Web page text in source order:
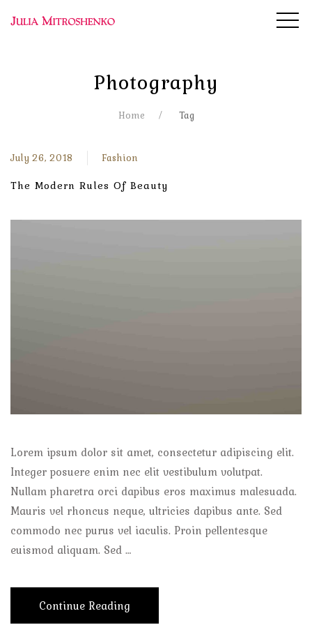
Photography
Home Tag
July 26, 2018 Fashion
The Modern Rules Of Beauty
Lorem ipsum dolor sit amet, consectetur adipiscing elit.
Integer posuere enim nec elit vestibulum volutpat.
Nullam pharetra orci dapibus eros maximus malesuada.
Mauris vel rhoncus neque, ultricies dapibus ante. Sed
commodo nec purus vel iaculis. Proin pellentesque
euismod aliquam. Sed …
Continue Reading